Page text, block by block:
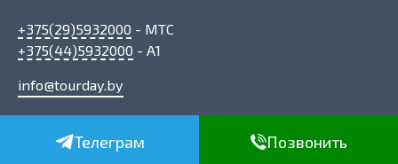
+375(29)5932000 - МТС
+375(44)5932000 - A1
info@tourday.by
Телеграм Позвонить